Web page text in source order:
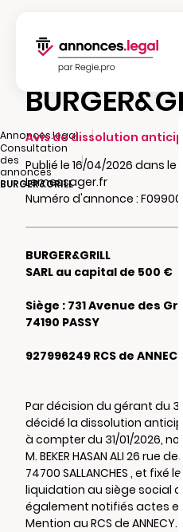
Annonces.legal
|
Consultation
des
annonces
|
BURGER&GRILL
Avis de dissolution
Publié le 16/04/2026 dans le
Lemessager.fr
Numéro d'annonce :
BURGER&GRILL
SARL au capital de 500 €
Siège : 731 Avenue des
74190 PASSY
927996249 RCS de ANNECY
Par décision du gérant du 31/
décidé la dissolution
à compter du 31/01/2026,
M. BEKER HASAN ALI 26 rue
74700 SALLANCHES , et fixé
liquidation au siège social
également notifiés actes
Mention au RCS de ANNECY.